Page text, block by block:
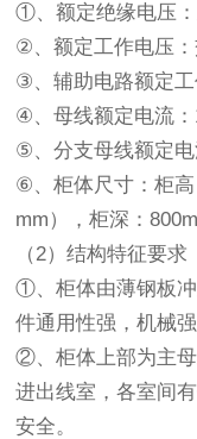
①、额定绝缘电压
②、额定工作电压
③、辅助电路额定
④、母线额定电流：
⑤、分支母线额定电
⑥、柜体尺寸：柜高
mm），柜深：
（2）结构特征要求
①、柜体由薄钢板
件通用性强，机械强
②、柜体上部为主
进出线室，各室间
安全。